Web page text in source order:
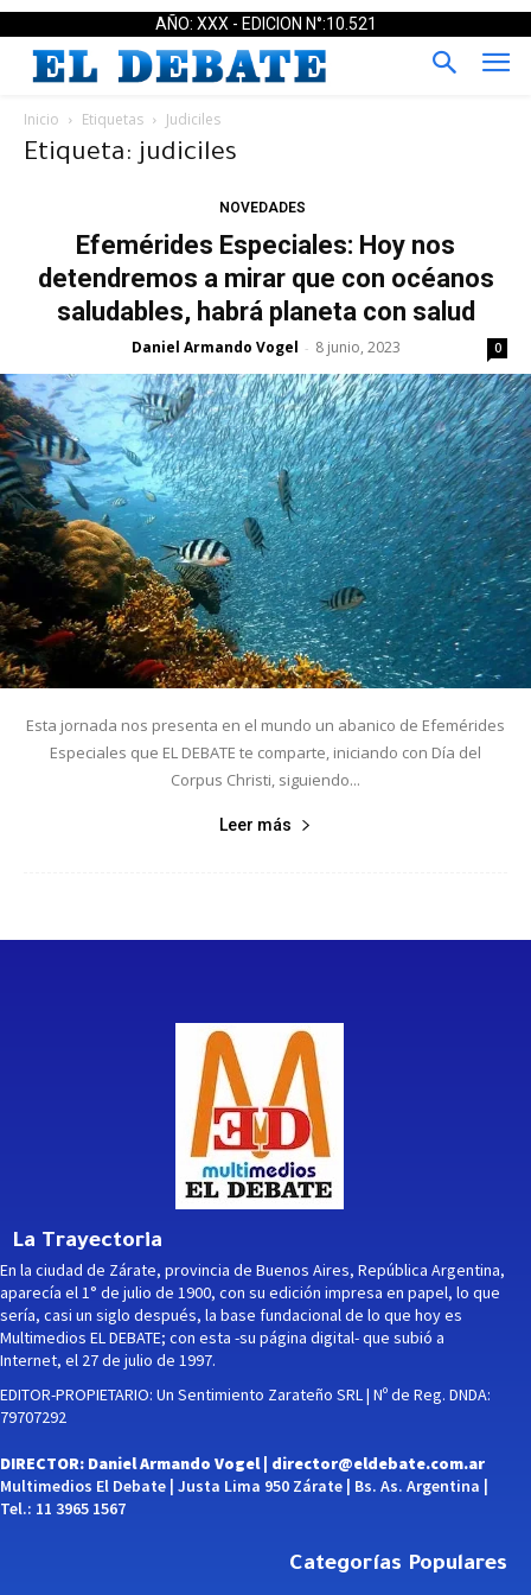
AÑO: XXX - EDICION N°:10.521
Inicio Etiquetas Judiciles
Etiqueta: judiciles
NOVEDADES
Efemérides Especiales: Hoy nos
detendremos a mirar que con océanos
saludables, habrá planeta con salud
Daniel Armando Vogel - 8 junio, 2023 0
Esta jornada nos presenta en el mundo un abanico de Efemérides
Especiales que EL DEBATE te comparte, iniciando con Día del
Corpus Christi, siguiendo...
Leer más
La Trayectoria
En la ciudad de Zárate, provincia de Buenos Aires, República Argentina,
aparecía el 1° de julio de 1900, con su edición impresa en papel, lo que
sería, casi un siglo después, la base fundacional de lo que hoy es
Multimedios EL DEBATE; con esta -su página digital- que subió a
Internet, el 27 de julio de 1997.
EDITOR-PROPIETARIO: Un Sentimiento Zarateño SRL | Nº de Reg. DNDA:
79707292
DIRECTOR: Daniel Armando Vogel | director@eldebate.com.ar
Multimedios El Debate | Justa Lima 950 Zárate | Bs. As. Argentina |
Tel.: 11 3965 1567
Categorías Populares